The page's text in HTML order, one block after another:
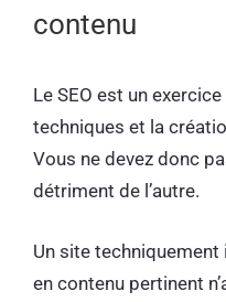
contenu
Le SEO est un
techniques et la
Vous ne devez donc
détriment de l’autre.
Un site
en contenu pertinent